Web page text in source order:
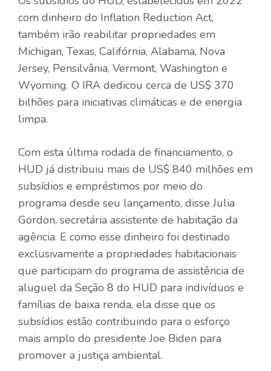
com dinheiro do Inflation Reduction Act,
também irão reabilitar propriedades em
Michigan, Texas, Califórnia, Alabama, Nova
Jersey, Pensilvânia, Vermont, Washington e
Wyoming. O IRA dedicou cerca de US$ 370
bilhões para iniciativas climáticas e de energia
limpa.
Com esta última rodada de financiamento, o
HUD já distribuiu mais de US$ 840 milhões em
subsídios e empréstimos por meio do
programa desde seu lançamento, disse Julia
Gordon, secretária assistente de habitação da
agência. E como esse dinheiro foi destinado
exclusivamente a propriedades habitacionais
que participam do programa de assistência de
aluguel da Seção 8 do HUD para indivíduos e
famílias de baixa renda, ela disse que os
subsídios estão contribuindo para o esforço
mais amplo do presidente Joe Biden para
promover a justiça ambiental.